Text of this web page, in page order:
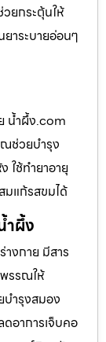
ยกระตุ้นให้
าระบายอ่อนๆ
น้ำผึ้ง.com
ช่วยบำรุง
ใช้ทำยาอายุ
มแก้รสขมได้
ำผึ้ง
งกาย มีสาร
รรณให้
บำรุงสมอง
ดอาการเจ็บคอ